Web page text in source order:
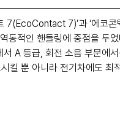
7(EcoContact 7)’과 ‘에코
동적인 핸들링에 중점을 두
A 등급, 회전 소음 부문에
킬 뿐 아니라 전기차에도 최